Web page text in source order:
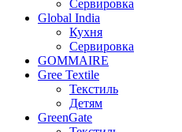
Сервировка
Global India
Кухня
Сервировка
GOMMAIRE
Gree Textile
Текстиль
Детям
GreenGate